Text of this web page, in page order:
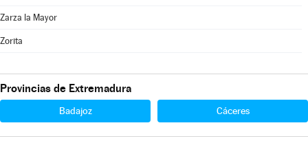
Zarza la Mayor
Zorita
Provincias de Extremadura
Badajoz Cáceres